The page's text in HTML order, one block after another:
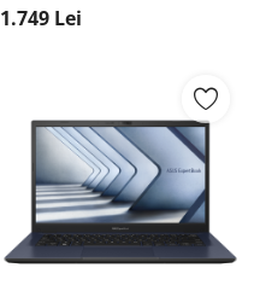
1.749 Lei